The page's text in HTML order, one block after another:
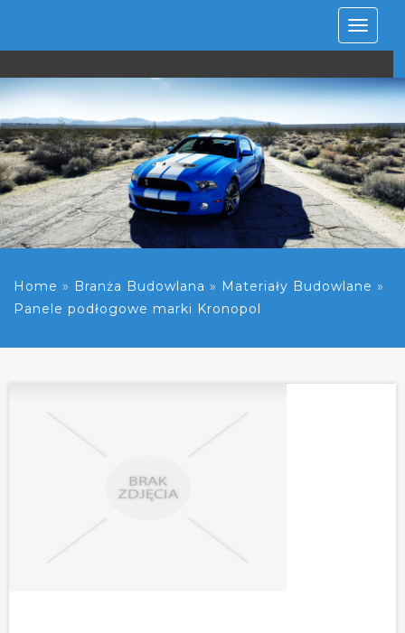
Rozwiń
Home » Branża Budowlana » Materiały Budowlane »
Panele podłogowe marki Kronopol